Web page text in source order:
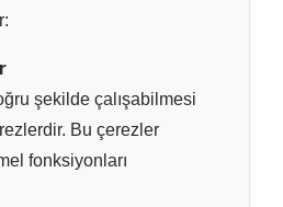
şekilde çalışabilmesi
Bu çerezler
fonksiyonları